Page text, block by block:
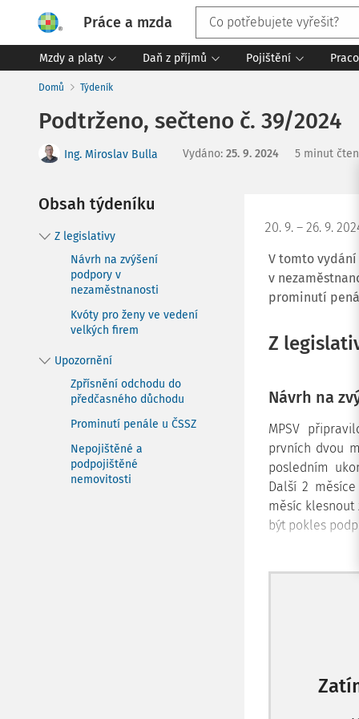
Práce a mzda
Mzdy a platy Daň z příjmů Pojištění
Domů Týdeník
Podtrženo, sečteno č. 39/2024
Ing. Miroslav Bulla Vydáno: 25. 9. 2024 5 minut
Obsah týdeníku
Z legislativy
Návrh na zvýšení
podpory v
nezaměstnanosti
Kvóty pro ženy ve vedení
velkých firem
Upozornění
Zpřísnění odchodu do
předčasného důchodu
Prominutí penále u ČSSZ
Nepojištěné a
podpojištěné
nemovitosti
9. – 26. 9.
V tomto
v
prominutí
Z
Návrh na
MPSV
prvních dvou
posledním
Další 2
měsíc klesnout
být pokles